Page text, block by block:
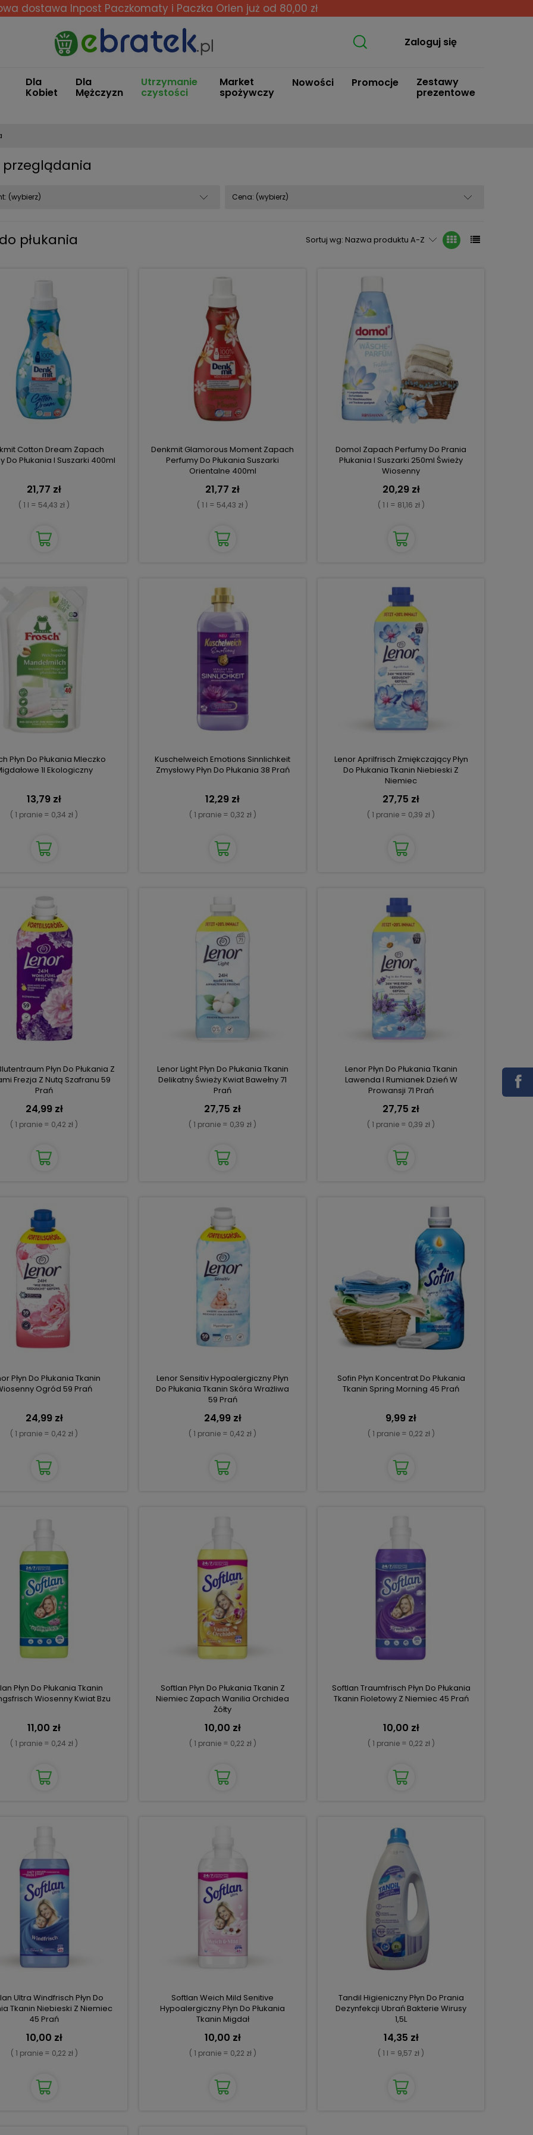
dostawa Inpost Paczkomaty i Paczka Orlen już od 80,00 zł
Zaloguj się
Dla
Kobiet
Dla
Mężczyzn
Utrzymanie
czystości
Market
spożywczy
Nowości Promocje Zestawy
prezentowe
przeglądania
(wybierz) Cena: (wybierz)
płukania Sortuj wg: Nazwa produktu A-Z
Cotton Dream Zapach
Do Płukania I Suszarki 400ml
21,77 zł
( 1 l = 54,43 zł )
Denkmit Glamorous Moment Zapach
Perfumy Do Płukania Suszarki
Orientalne 400ml
21,77 zł
( 1 l = 54,43 zł )
Domol Zapach Perfumy Do Prania
Płukania I Suszarki 250ml Świeży
Wiosenny
20,29 zł
( 1 l = 81,16 zł )
Płyn Do Płukania Mleczko
1l Ekologiczny
13,79 zł
( 1 pranie = 0,34 zł )
Kuschelweich Emotions Sinnlichkeit
Zmysłowy Płyn Do Płukania 38 Prań
12,29 zł
( 1 pranie = 0,32 zł )
Lenor Aprilfrisch Zmiękczający Płyn
Do Płukania Tkanin Niebieski Z
Niemiec
27,75 zł
( 1 pranie = 0,39 zł )
Płyn Do Płukania Z
Frezja Z Nutą Szafranu 59
Prań
24,99 zł
( 1 pranie = 0,42 zł )
Lenor Light Płyn Do Płukania Tkanin
Delikatny Świeży Kwiat Bawełny 71
Prań
27,75 zł
( 1 pranie = 0,39 zł )
Lenor Płyn Do Płukania Tkanin
Lawenda I Rumianek Dzień W
Prowansji 71 Prań
27,75 zł
( 1 pranie = 0,39 zł )
Płyn Do Płukania Tkanin
Ogród 59 Prań
24,99 zł
( 1 pranie = 0,42 zł )
Lenor Sensitiv Hypoalergiczny Płyn
Do Płukania Tkanin Skóra Wrażliwa
59 Prań
24,99 zł
( 1 pranie = 0,42 zł )
Sofin Płyn Koncentrat Do Płukania
Tkanin Spring Morning 45 Prań
9,99 zł
( 1 pranie = 0,22 zł )
Płyn Do Płukania Tkanin
Wiosenny Kwiat Bzu
11,00 zł
( 1 pranie = 0,24 zł )
Softlan Płyn Do Płukania Tkanin Z
Niemiec Zapach Wanilia Orchidea
Żółty
10,00 zł
( 1 pranie = 0,22 zł )
Softlan Traumfrisch Płyn Do Płukania
Tkanin Fioletowy Z Niemiec 45 Prań
10,00 zł
( 1 pranie = 0,22 zł )
Ultra Windfrisch Płyn Do
Tkanin Niebieski Z Niemiec
45 Prań
10,00 zł
( 1 pranie = 0,22 zł )
Softlan Weich Mild Senitive
Hypoalergiczny Płyn Do Płukania
Tkanin Migdał
10,00 zł
( 1 pranie = 0,22 zł )
Tandil Higieniczny Płyn Do Prania
Dezynfekcji Ubrań Bakterie Wirusy
1,5L
14,35 zł
( 1 l = 9,57 zł )